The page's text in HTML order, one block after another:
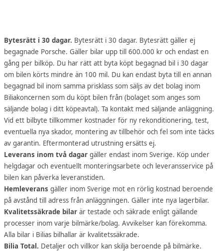
Bytesrätt i 30 dagar. Bytesrätt i 30 dagar. Bytesrätt gäller ej
begagnade Porsche. Gäller bilar upp till 600.000 kr och endast en
gång per bilköp. Du har rätt att byta köpt begagnad bil i 30 dagar
om bilen körts mindre än 100 mil. Du kan endast byta till en annan
begagnad bil inom samma prisklass som säljs av det bolag inom
Biliakoncernen som du köpt bilen från (bolaget som anges som
säljande bolag i ditt köpeavtal). Ta kontakt med säljande anläggning.
Vid ett bilbyte tillkommer kostnader för ny rekonditionering, test,
eventuella nya skador, montering av tillbehör och fel som inte täcks
av garantin. Eftermonterad utrustning ersätts ej.
Leverans inom två dagar gäller endast inom Sverige. Köp under
helgdagar och eventuellt monteringsarbete och leveransservice på
bilen kan påverka leveranstiden.
Hemleverans gäller inom Sverige mot en rörlig kostnad beroende
på avstånd till adress från anläggningen. Gäller inte nya lagerbilar.
Kvalitetssäkrade bilar är testade och säkrade enligt gällande
processer inom varje bilmärke/bolag. Avvikelser kan förekomma.
Alla bilar i Bilias bilhallar är kvalitetssäkrade.
Bilia Total. Detaljer och villkor kan skilja beroende på bilmärke.